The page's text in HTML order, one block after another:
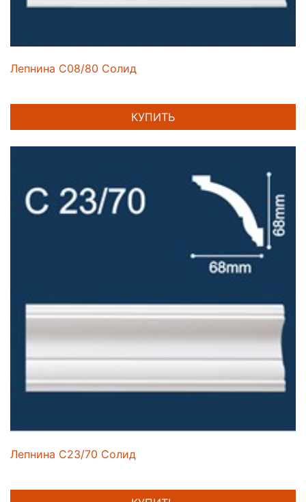
Лепнина C08/80 Солид
КУПИТЬ
Лепнина C23/70 Солид